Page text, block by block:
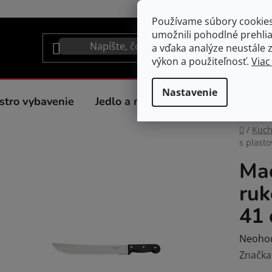
Používame súbory
umožnili pohodlné
a vďaka analýze neustále
výkon a použiteľnosť.
Nastavenie
vybavenie Jedlo a nápoje Spotrebiče do
Domov
/
s
41